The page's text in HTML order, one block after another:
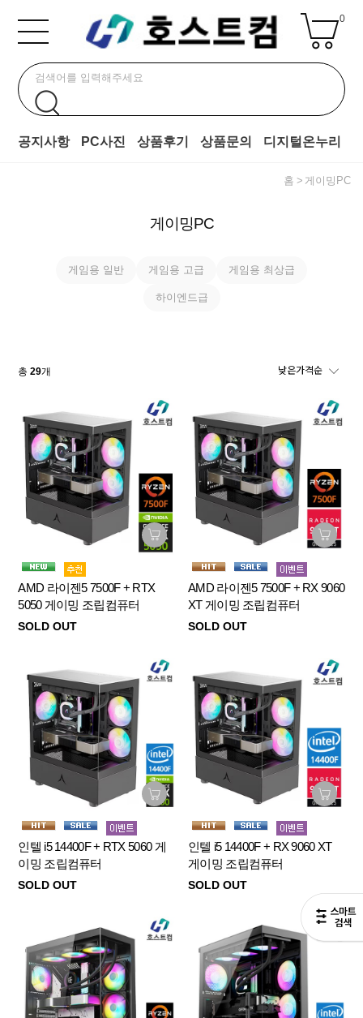
0
공지사항 PC사진 상품후기 상품문의 디지털온누리
홈 게이밍PC
게이밍PC
게임용 일반 게임용 고급 게임용 최상급
하이엔드급
총29개
AMD 라이젠5 7500F + RTX
5050 게이밍 조립컴퓨터
SOLD OUT
AMD 라이젠5 7500F + RX 9060
XT 게이밍 조립컴퓨터
SOLD OUT
인텔 i5 14400F + RTX 5060 게
이밍 조립컴퓨터
SOLD OUT
인텔 i5 14400F + RX 9060 XT
게이밍 조립컴퓨터
SOLD OUT